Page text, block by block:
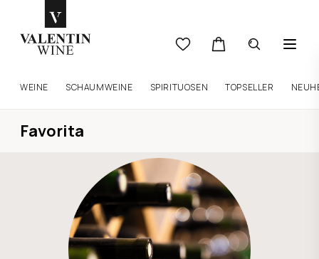
WEINE SCHAUMWEINE SPIRITUOSEN TOPSELLER
Favorita